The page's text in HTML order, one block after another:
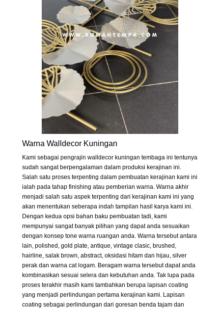
Warna Walldecor Kuningan
Kami sebagai pengrajin walldecor kuningan tembaga ini tentunya
sudah sangat berpengalaman dalam produksi kerajinan ini.
Salah satu proses terpenting dalam pembuatan kerajinan kami ini
ialah pada tahap finishing atau pemberian warna. Warna akhir
menjadi salah satu aspek terpenting dari kerajinan kami ini yang
akan menentukan seberapa indah tampilan hasil karya kami ini.
Dengan kedua opsi bahan baku pembuatan tadi, kami
mempunyai sangat banyak pilihan yang dapat anda sesuaikan
dengan konsep tone warna ruangan anda. Warna tersebut antara
lain, polished, gold plate, antique, vintage clasic, brushed,
hairline, salak brown, abstract, oksidasi hitam dan hijau, silver
perak dan warna cat logam. Beragam warna tersebut dapat anda
kombinasikan sesuai selera dan kebutuhan anda. Tak lupa pada
proses terakhir masih kami tambahkan berupa lapisan coating
yang menjadi perlindungan pertama kerajinan kami. Lapisan
coating sebagai perlindungan dari goresan benda tajam dan